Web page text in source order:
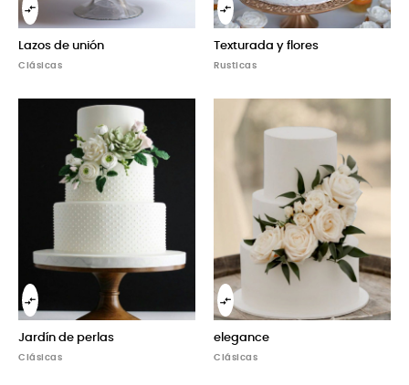

Lazos de unión
Clásicas

Texturada y flores
Rusticas

Jardín de perlas
Clásicas

elegance
Clásicas